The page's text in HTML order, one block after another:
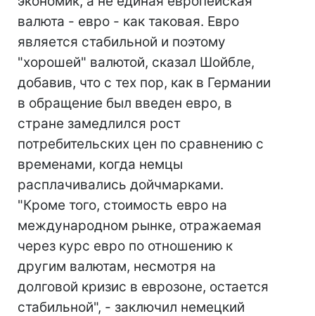
валюта - евро - как таковая. Евро
является стабильной и поэтому
"хорошей" валютой, сказал Шойбле,
добавив, что с тех пор, как в Германии
в обращение был введен евро, в
стране замедлился рост
потребительских цен по сравнению с
временами, когда немцы
расплачивались дойчмарками.
"Кроме того, стоимость евро на
международном рынке, отражаемая
через курс евро по отношению к
другим валютам, несмотря на
долговой кризис в еврозоне, остается
стабильной", - заключил немецкий